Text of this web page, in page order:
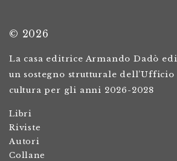
© 2026
La casa editrice Armando Dadò
un sostegno strutturale
cultura per gli anni 2026-2028
Libri
Riviste
Autori
Collane